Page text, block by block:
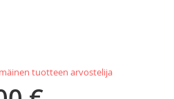
tuotteen arvostelija